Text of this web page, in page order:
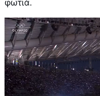
φωτιά.